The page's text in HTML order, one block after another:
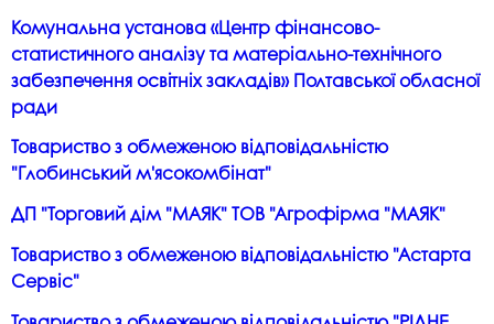
Комунальна установа «Центр фінансово-
статистичного аналізу та матеріально-технічного
забезпечення освітніх закладів» Полтавської обласної
ради
Товариство з обмеженою відповідальністю
"Глобинський м'ясокомбінат"
ДП "Торговий дім "МАЯК" ТОВ "Агрофірма "МАЯК"
Товариство з обмеженою відповідальністю "Астарта
Сервіс"